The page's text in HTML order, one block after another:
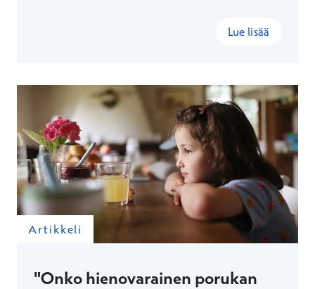
ruokailuhetkiin ja kertoo, miten syömisestä voi
Lue lisää
Artikkeli
"Onko hienovarainen porukan